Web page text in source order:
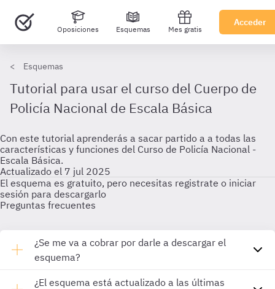
Oposiciones Esquemas Mes gratis
Acceder
Esquemas
Tutorial para usar el curso del Cuerpo de
Policía Nacional de Escala Básica
Con este tutorial aprenderás a sacar partido a a todas las
características y funciones del Curso de Policía Nacional -
Escala Básica.
Actualizado el 7 jul 2025
El esquema es gratuito, pero necesitas registrate o iniciar
sesión para descargarlo
Preguntas frecuentes
¿Se me va a cobrar por darle a descargar el
esquema?
¿El esquema está actualizado a las últimas